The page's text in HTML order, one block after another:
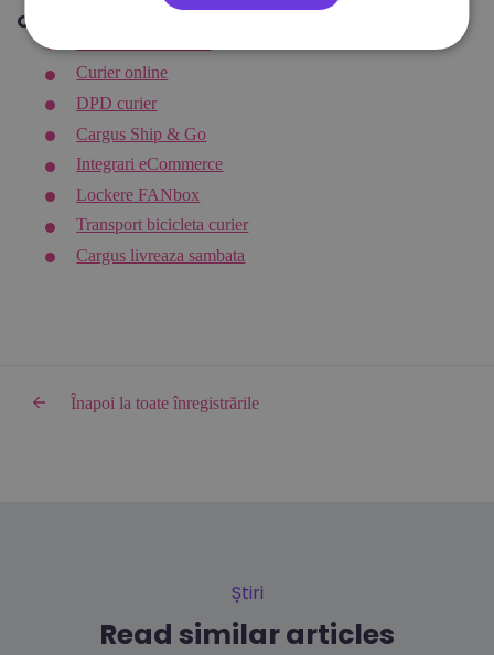
Citește și:
Curier online
DPD curier
Cargus Ship & Go
Integrari eCommerce
Lockere FANbox
Transport bicicleta curier
Cargus livreaza sambata
Înapoi la toate înregistrările
Știri
Read similar articles